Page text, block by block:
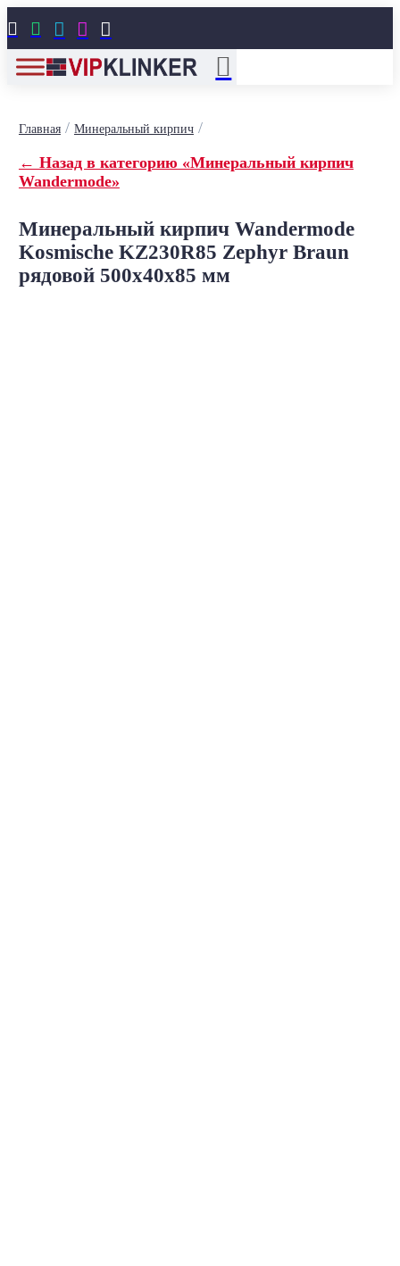
    
Главная/ Минеральный кирпич/
← Назад в категорию «Минеральный кирпич
Wandermode»
Минеральный кирпич Wandermode
Kosmische KZ230R85 Zephyr Braun
рядовой 500x40x85 мм